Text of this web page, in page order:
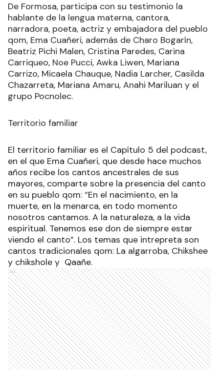
De Formosa, participa con su testimonio la
hablante de la lengua materna, cantora,
narradora, poeta, actriz y embajadora del pueblo
qom, Ema Cuañeri, además de Charo Bogarín,
Beatriz Pichi Malen, Cristina Paredes, Carina
Carriqueo, Noe Pucci, Awka Liwen, Mariana
Carrizo, Micaela Chauque, Nadia Larcher, Casilda
Chazarreta, Mariana Amaru, Anahi Mariluan y el
grupo Pocnolec.
Territorio familiar
El territorio familiar es el Capítulo 5 del podcast,
en el que Ema Cuañeri, que desde hace muchos
años recibe los cantos ancestrales de sus
mayores, comparte sobre la presencia del canto
en su pueblo qom: “En el nacimiento, en la
muerte, en la menarca, en todo momento
nosotros cantamos. A la naturaleza, a la vida
espiritual. Tenemos ese don de siempre estar
viendo el canto”. Los temas que intrepreta son
cantos tradicionales qom: La algarroba, Chikshee
y chikshole y Qaañe.
Ads